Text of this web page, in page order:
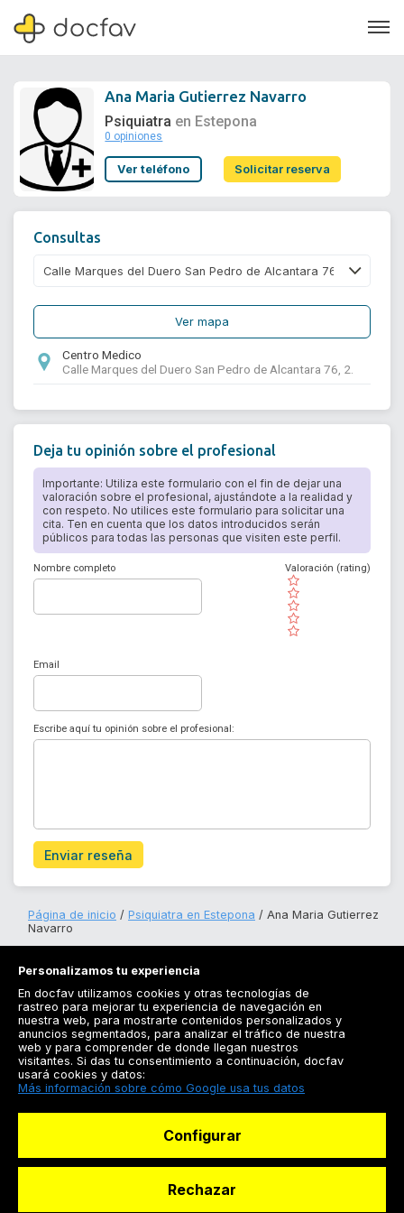
Soporte
Ana Maria Gutierrez Navarro
Psiquiatra en Estepona
0 opiniones
Ver teléfono Solicitar reserva
Consultas
Ver mapa
Centro Medico
Calle Marques del Duero San Pedro de Alcantara 76, 2.
Deja tu opinión sobre el profesional
Importante: Utiliza este formulario con el fin de dejar una
valoración sobre el profesional, ajustándote a la realidad y
con respeto. No utilices este formulario para solicitar una
cita. Ten en cuenta que los datos introducidos serán
públicos para todas las personas que visiten este perfil.
Nombre completo
( )
( )
( )
( )
( )
Valoración (rating)
Email
Escribe aquí tu opinión sobre el profesional:
Enviar reseña
Página de inicio Psiquiatra en Estepona
Ana Maria Gutierrez
Navarro
Registrarse
Docfav
Personalizamos tu experiencia
En docfav utilizamos cookies y otras tecnologías de
rastreo para mejorar tu experiencia de navegación en
nuestra web, para mostrarte contenidos personalizados y
anuncios segmentados, para analizar el tráfico de nuestra
web y para comprender de donde llegan nuestros
visitantes. Si das tu consentimiento a continuación, docfav
usará cookies y datos:
Más información sobre cómo Google usa tus datos
Configurar
Rechazar